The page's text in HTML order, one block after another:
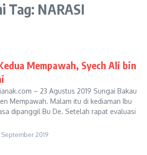
Tag: NARASI
Mempawah, Syech Ali bin
– 23 Agustus 2019 Sungai Bakau
Mempawah. Malam itu di kediaman Ibu
dipanggil Bu De. Setelah rapat evaluasi
September 2019